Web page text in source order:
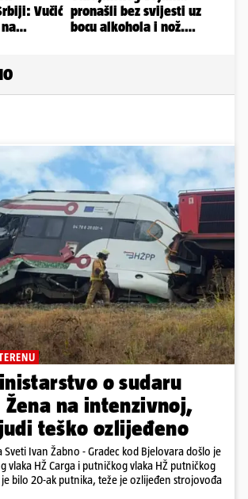
o sudaru
na intenzivnoj,
teško ozlijeđeno
Ivan Žabno - Gradec kod Bjelovara došlo je
vlaka HŽ Carga i putničkog vlaka HŽ putničkog
bilo 20-ak putnika, teže je ozlijeđen strojovođa